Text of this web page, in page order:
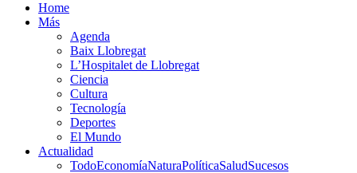
Home
Más
Agenda
Baix Llobregat
L’Hospitalet de Llobregat
Ciencia
Cultura
Tecnología
Deportes
El Mundo
Actualidad
TodoEconomíaNaturaPolíticaSaludSucesos